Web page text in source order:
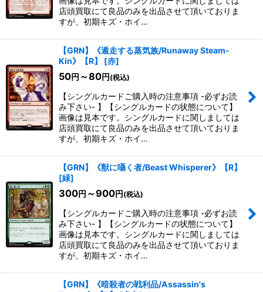
店頭買取にて良品のみを出品させて頂いておりま
すが、初期キズ・ホイ…
【GRN】《遁走する蒸気族/Runaway Steam-
Kin》【R】
[赤]
50円 ～80円 (税込)
【シングルカードご購入時の注意事項 -必ずお読
み下さい- 】【シングルカードの状態について】
画像は見本です。シングルカードに関しましては
店頭買取にて良品のみを出品させて頂いておりま
すが、初期キズ・ホイ…
【GRN】《獣に囁く者/Beast Whisperer》【R】
[緑]
300円 ～900円 (税込)
【シングルカードご購入時の注意事項 -必ずお読
み下さい- 】【シングルカードの状態について】
画像は見本です。シングルカードに関しましては
店頭買取にて良品のみを出品させて頂いておりま
すが、初期キズ・ホイ…
【GRN】《暗殺者の戦利品/Assassin's